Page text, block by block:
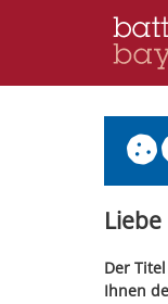
Der
Ihnen